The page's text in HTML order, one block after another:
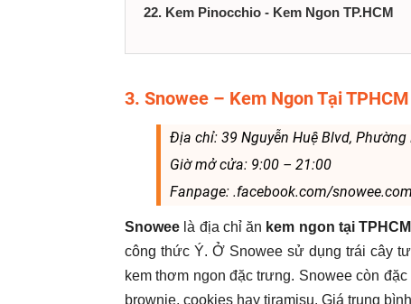
22. Kem Pinocchio - Kem Ngon TP.HCM
3. Snowee – Kem Ngon Tại TPHCM
Địa chỉ: 39 Nguyễn Huệ Blvd, Phường
Giờ mở cửa: 9:00 – 21:00
Fanpage: .facebook.com/
Snowee là địa chỉ ăn kem ngon tại TPHCM
công thức Ý. Ở Snowee sử dụng trái cây
kem thơm ngon đặc trưng. Snowee còn
brownie, cookies hay tiramisu. Giá trung